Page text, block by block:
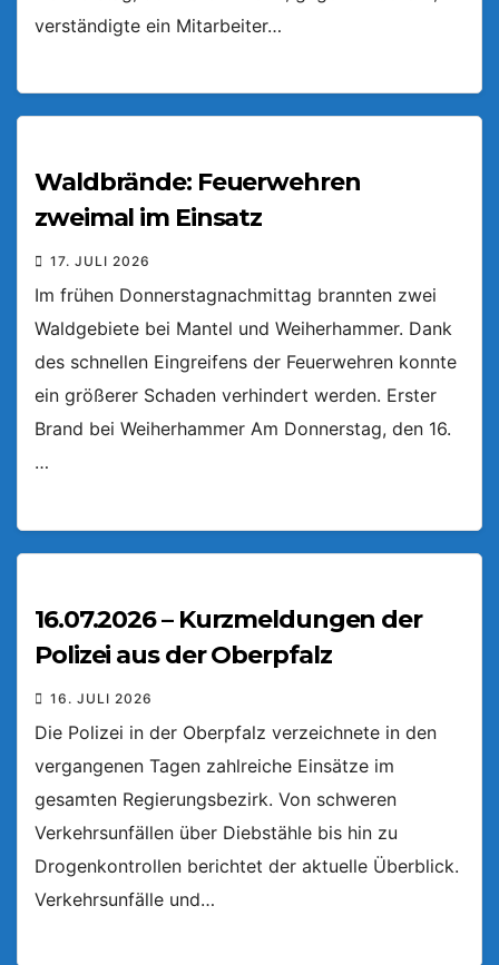
verständigte ein Mitarbeiter…
Waldbrände: Feuerwehren
zweimal im Einsatz
17. JULI 2026
Im frühen Donnerstagnachmittag brannten zwei
Waldgebiete bei Mantel und Weiherhammer. Dank
des schnellen Eingreifens der Feuerwehren konnte
ein größerer Schaden verhindert werden. Erster
Brand bei Weiherhammer Am Donnerstag, den 16.
…
16.07.2026 – Kurzmeldungen der
Polizei aus der Oberpfalz
16. JULI 2026
Die Polizei in der Oberpfalz verzeichnete in den
vergangenen Tagen zahlreiche Einsätze im
gesamten Regierungsbezirk. Von schweren
Verkehrsunfällen über Diebstähle bis hin zu
Drogenkontrollen berichtet der aktuelle Überblick.
Verkehrsunfälle und…